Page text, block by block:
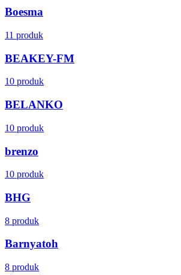
Boesma
11 produk
BEAKEY-FM
10 produk
BELANKO
10 produk
brenzo
10 produk
BHG
8 produk
Barnyatoh
8 produk